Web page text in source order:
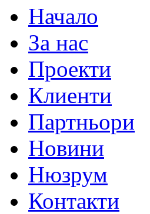
Начало
За нас
Проекти
Клиенти
Партньори
Новини
Нюзрум
Контакти